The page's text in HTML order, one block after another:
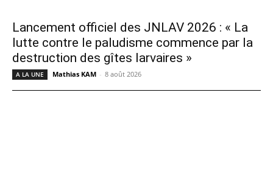
Lancement officiel des JNLAV 2026 : « La
lutte contre le paludisme commence par la
destruction des gîtes larvaires »
A LA UNE Mathias KAM - 8 août 2026